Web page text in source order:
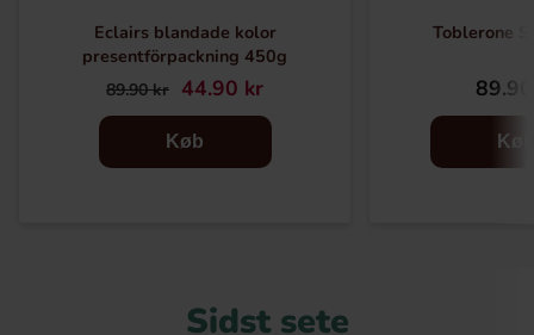
Eclairs blandade kolor
presentförpackning 450g
89.90 kr 44.90 kr
Køb
Toblerone
Køb
Sidst sete